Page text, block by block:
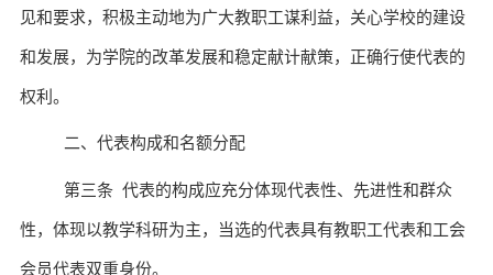
见和要求，积极主动地为广大教职工谋利益， 关心学校的建设
和发展，为学院的改革发展和稳定献计献策，正确行使代表的
权利。
二、代表构成和名额分配
第三条 代表的构成应充分体现代表性、先进性和群众
性，体现以教学科研为主， 当选的代表具有教职工代表和工会
会员代表双重身份。